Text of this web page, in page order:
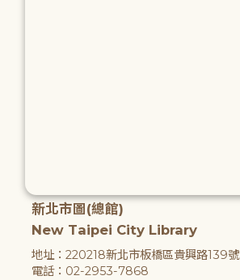
新北市圖(總館)
New Taipei City Library
地址：220218新北市板橋區貴興路139號
電話：02-2953-7868